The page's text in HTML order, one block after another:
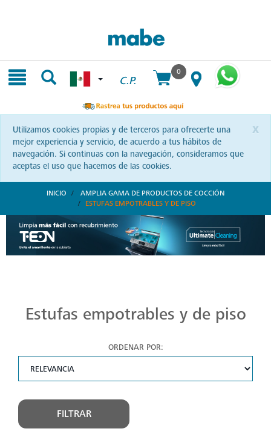
C.P.
0
x
Utilizamos cookies propias y de terceros para ofrecerte una
mejor experiencia y servicio, de acuerdo a tus hábitos de
navegación. Si continuas con la navegación, consideramos que
aceptas el uso que hacemos de las cookies.
INICIO
AMPLIA GAMA DE PRODUCTOS DE COCCIÓN
ESTUFAS EMPOTRABLES Y DE PISO
Estufas empotrables y de piso
ORDENAR POR:
FILTRAR